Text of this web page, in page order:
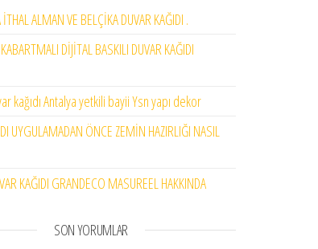
İTHAL ALMAN VE BELÇİKA DUVAR KAĞIDI .
DİJİTAL BASKILI DUVAR KAĞIDI
kağıdı Antalya yetkili bayii Ysn yapı dekor
UYGULAMADAN ÖNCE ZEMİN HAZIRLIĞI NASIL
KAĞIDI GRANDECO MASUREEL HAKKINDA
SON YORUMLAR